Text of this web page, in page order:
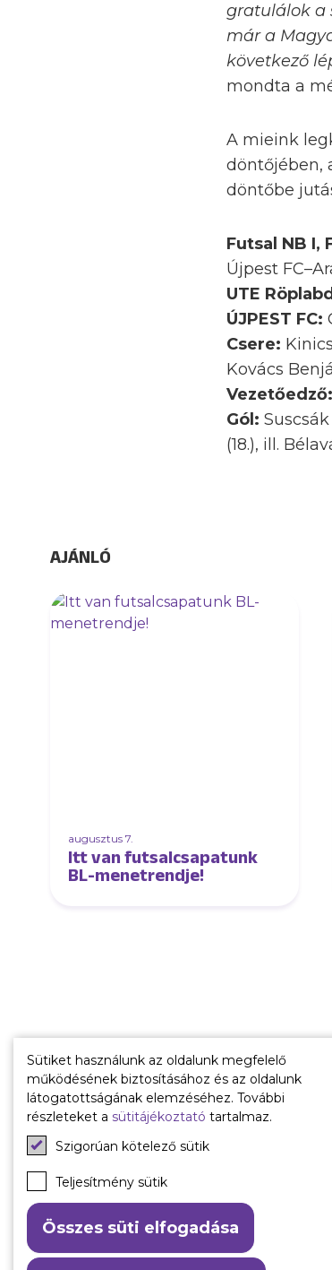
gratulálok a
már a
következő
mondta a
A mieink
döntőjében,
döntőbe
Futsal NB I,
Újpest
UTE
ÚJPEST FC:
Csere:
Kovács
Vezetőedző:
Gól:Suscsák
(18.), ill.
AJÁNLÓ
augusztus 7.
Itt van futsalcsapatunk
BL-menetrendje!
Múltunk
Történelmünk
Jelenünk
Sütiket használunk az oldalunk megfelelő
működésének biztosításához és az oldalunk
látogatottságának elemzéséhez. További
részleteket a sütitájékoztató tartalmaz.
Szigorúan kötelező sütik
Teljesítmény sütik
Összes süti elfogadása